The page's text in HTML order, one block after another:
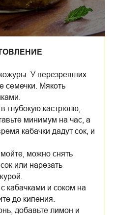
У перезревших
семечки. Мякоть
глубокую кастрюлю,
минимум на час, а
кабачки дадут сок, и
можно снять
или нарезать
кабачками и соком на
до кипения.
добавьте лимон и